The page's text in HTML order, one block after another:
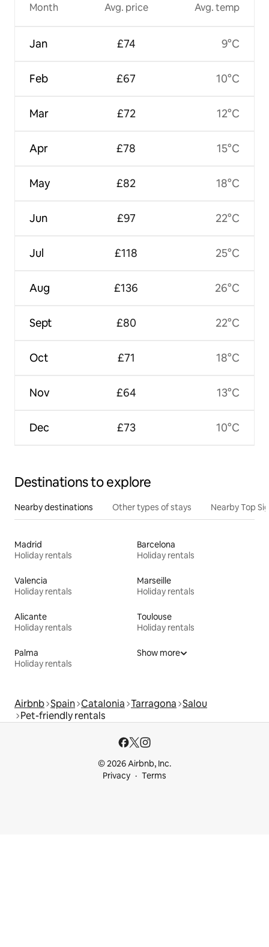
Month
Jan
Feb
Mar
Apr
May
Jun
Jul
Aug
Sept
Oct
Nov
Dec
Avg. price
£74
£67
£72
£78
£82
£97
£118
£136
£80
£71
£64
£73
Avg. temp
9°C
10°C
12°C
15°C
18°C
22°C
25°C
26°C
22°C
18°C
13°C
10°C
Destinations to explore
Nearby destinations Other types of stays Nearby Top
Madrid
Holiday rentals
Barcelona
Holiday rentals
Valencia
Holiday rentals
Marseille
Holiday rentals
Alicante
Holiday rentals
Toulouse
Holiday rentals
Palma
Holiday rentals
Show more
Airbnb Spain Catalonia Tarragona Salou
Pet-friendly rentals
© 2026 Airbnb, Inc.
Privacy
Terms